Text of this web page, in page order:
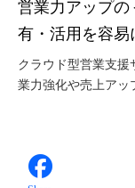
営業力アップ
有・活用を容易
クラウド型営業支
業力強化や売上アッ